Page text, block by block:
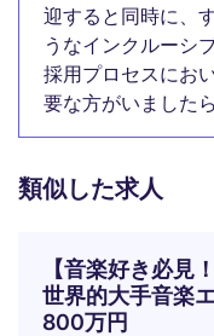
迎すると同時に、
うなインクルーシ
採用プロセスにお
要な方がいましたら
類似した求人
【音楽好き必見
世界的大手音楽
800万円